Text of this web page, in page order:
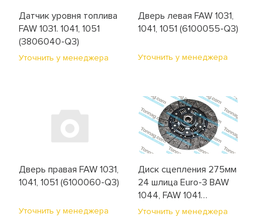
Датчик уровня топлива
FAW 1031. 1041, 1051
(3806040-Q3)
Уточнить у менеджера
Дверь левая FAW 1031,
1041, 1051 (6100055-Q3)
Уточнить у менеджера
Дверь правая FAW 1031,
1041, 1051 (6100060-Q3)
Уточнить у менеджера
Диск сцепления 275мм
24 шлица Euro-3 BAW
1044, FAW 1041
(1601210-E3)
Уточнить у менеджера